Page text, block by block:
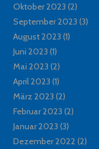
Oktober 2023 (2)
September 2023 (3)
August 2023 (1)
Juni 2023 (1)
Mai 2023 (2)
April 2023 (1)
März 2023 (2)
Februar 2023 (2)
Januar 2023 (3)
Dezember 2022 (2)